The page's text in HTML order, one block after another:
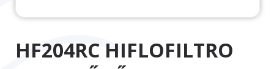
HF204RC HIFLOFILTRO